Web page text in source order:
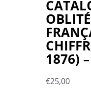
1876)
€25,00